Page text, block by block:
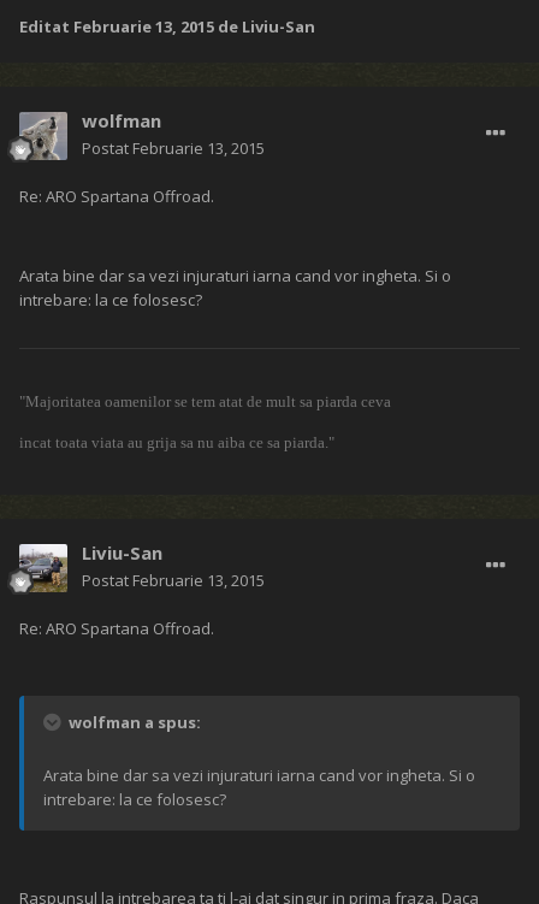
Editat Februarie 13, 2015 de Liviu-San
wolfman
Postat Februarie 13, 2015
Re: ARO Spartana Offroad.
Arata bine dar sa vezi injuraturi iarna cand vor ingheta. Si o
intrebare: la ce folosesc?
"Majoritatea oamenilor se tem atat de mult sa piarda ceva
incat toata viata au grija sa nu aiba ce sa piarda."
Liviu-San
Postat Februarie 13, 2015
Re: ARO Spartana Offroad.
wolfman a spus:
Arata bine dar sa vezi injuraturi iarna cand vor ingheta. Si o
intrebare: la ce folosesc?
Raspunsul la intrebarea ta ti l-ai dat singur in prima fraza. Daca